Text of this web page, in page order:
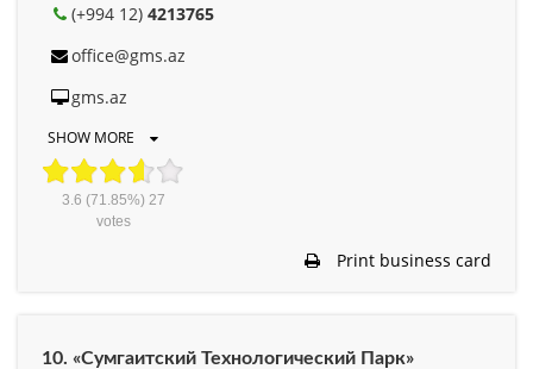
(+994 12) 4213765
office@gms.az
gms.az
SHOW MORE
3.6 (71.85%) 27
votes
Print business card
10. «Сумгаитский Технологический Парк»